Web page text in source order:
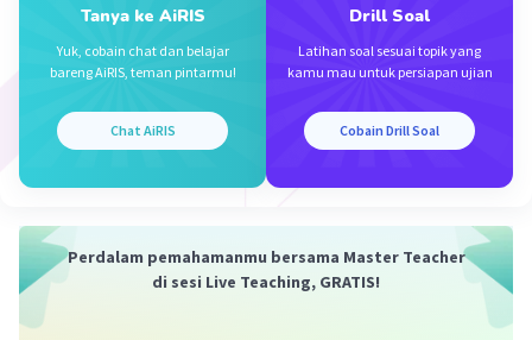
memulai surat kepada sahabat.
Beri Rating·0.0(0) Balas
Tanya ke AiRIS
Yuk, cobain chat dan belajar
bareng AiRIS, teman pintarmu!
Chat AiRIS
Drill Soal
Latihan soal sesuai topik yang
kamu mau untuk persiapan ujian
Cobain Drill Soal
Perdalam pemahamanmu bersama Master Teacher
di sesi Live Teaching, GRATIS!